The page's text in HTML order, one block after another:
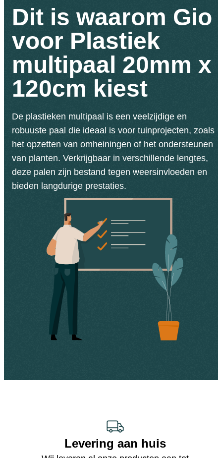
Dit is waarom Gio
voor Plastiek
multipaal 20mm x
120cm kiest
De plastieken multipaal is een veelzijdige en
robuuste paal die ideaal is voor tuinprojecten, zoals
het opzetten van omheiningen of het ondersteunen
van planten. Verkrijgbaar in verschillende lengtes,
deze palen zijn bestand tegen weersinvloeden en
bieden langdurige prestaties.
Levering aan huis